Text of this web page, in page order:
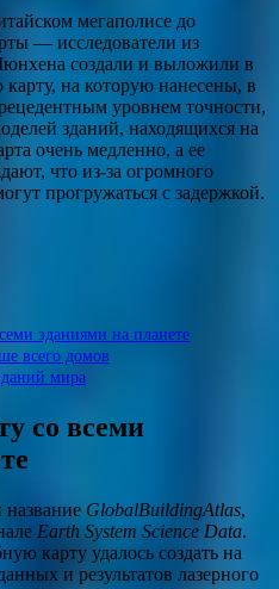
мегаполисе до
— исследователи из
создали и выложили в
на которую нанесены, в
уровнем точности,
зданий, находящихся на
очень медленно, а ее
что из-за огромного
прогружаться с задержкой.
зданиями на планете
всего домов
мира
со всеми
GlobalBuildingAtlas,
Earth System Science Data.
карту удалось создать на
и результатов лазерного